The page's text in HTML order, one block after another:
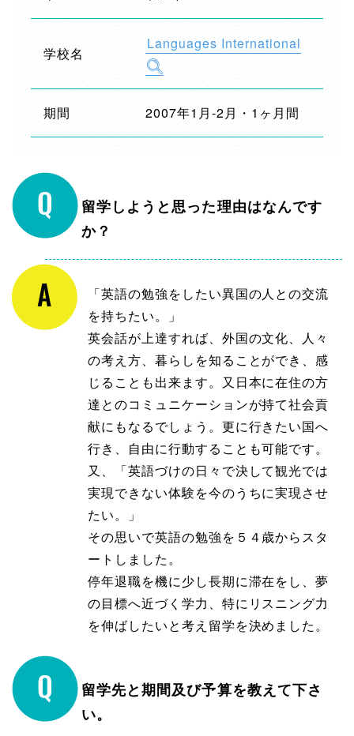
学校名
Languages International
期間 2007年1月-2月・1ヶ月間
留学しようと思った理由はなんです
か？
「英語の勉強をしたい異国の人との交流
を持ちたい。」
英会話が上達すれば、外国の文化、人々
の考え方、暮らしを知ることができ、感
じることも出来ます。又日本に在住の方
達とのコミュニケーションが持て社会貢
献にもなるでしょう。更に行きたい国へ
行き、自由に行動することも可能です。
又、「英語づけの日々で決して観光では
実現できない体験を今のうちに実現させ
たい。」
その思いで英語の勉強を５４歳からスタ
ートしました。
停年退職を機に少し長期に滞在をし、夢
の目標へ近づく学力、特にリスニング力
を伸ばしたいと考え留学を決めました。
留学先と期間及び予算を教えて下さ
い。